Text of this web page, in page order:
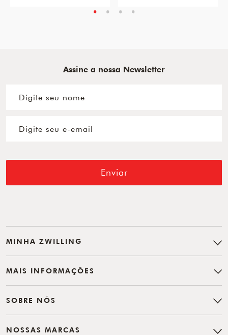
Assine a nossa Newsletter
Enviar
MINHA ZWILLING
MAIS INFORMAÇÕES
SOBRE NÓS
NOSSAS MARCAS